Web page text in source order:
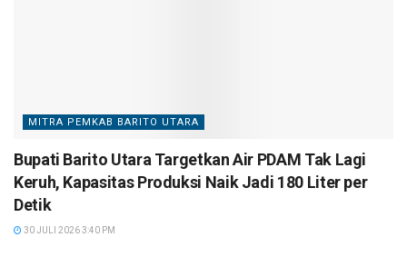
MITRA PEMKAB BARITO UTARA
Bupati Barito Utara Targetkan Air PDAM Tak Lagi
Keruh, Kapasitas Produksi Naik Jadi 180 Liter per
Detik
30 JULI 2026 3:40 PM